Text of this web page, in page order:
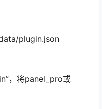
plugin.json
，将panel_pro或